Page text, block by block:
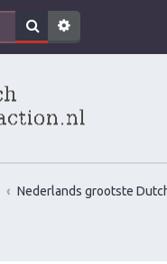
Nederlands grootste